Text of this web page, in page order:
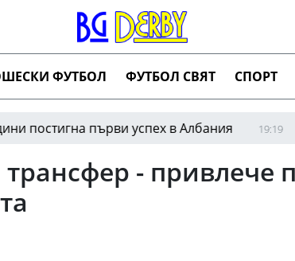
ФУТБОЛ ФУТБОЛ СВЯТ СПОРТ
първи успех в Албания 19:19 Как
- привлече